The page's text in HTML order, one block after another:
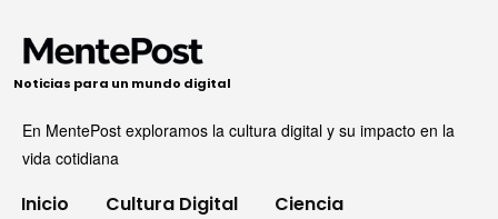
Noticias para un mundo digital
En MentePost exploramos la cultura digital y su impacto en la
vida cotidiana
Inicio Cultura Digital
Ciencia